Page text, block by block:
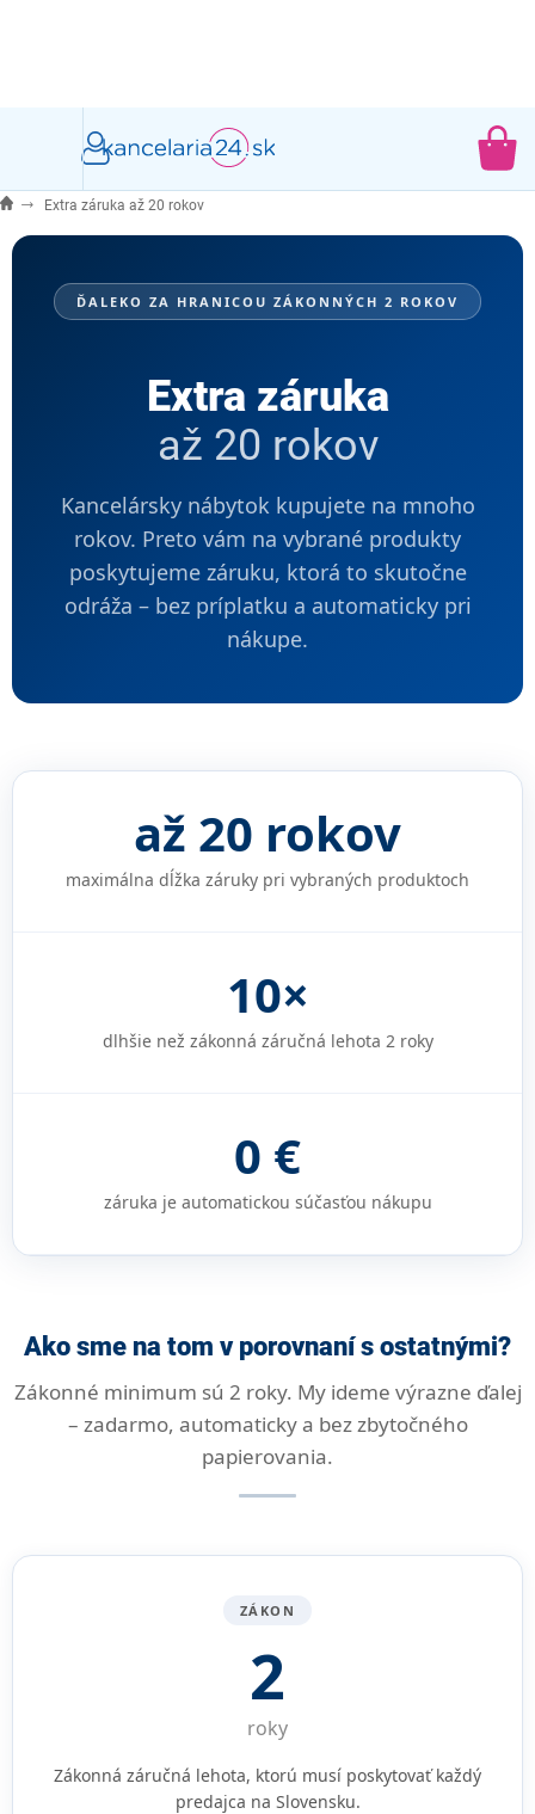
Extra záruka až 20 rokov
ĎALEKO ZA HRANICOU ZÁKONNÝCH 2 ROKOV
Extra záruka
až 20 rokov
Kancelársky nábytok kupujete na mnoho
rokov. Preto vám na vybrané produkty
poskytujeme záruku, ktorá to skutočne
odráža – bez príplatku a automaticky pri
nákupe.
až 20 rokov
maximálna dĺžka záruky pri vybraných produktoch
10×
dlhšie než zákonná záručná lehota 2 roky
0 €
záruka je automatickou súčasťou nákupu
Ako sme na tom v porovnaní s ostatnými?
Zákonné minimum sú 2 roky. My ideme výrazne ďalej
– zadarmo, automaticky a bez zbytočného
papierovania.
ZÁKON
2
roky
Zákonná záručná lehota, ktorú musí poskytovať každý
predajca na Slovensku.